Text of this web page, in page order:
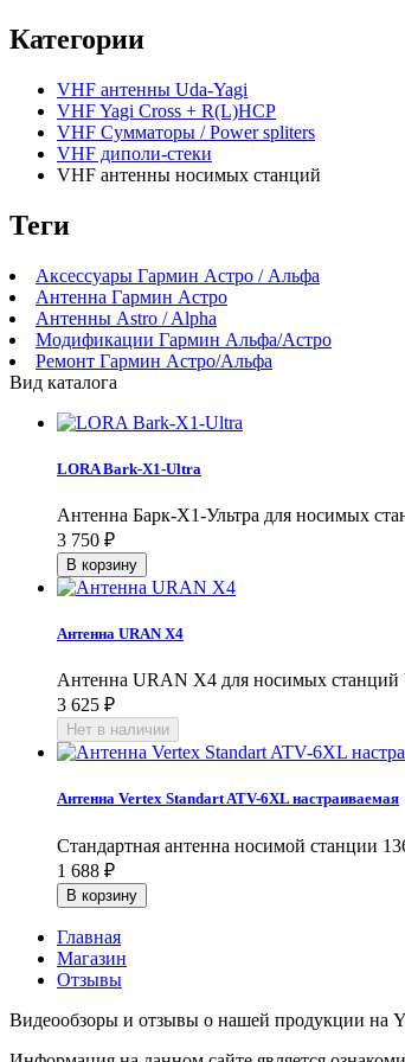
Категории
VHF антенны Uda-Yagi
VHF Yagi Cross + R(L)HCP
VHF Сумматоры / Power spliters
VHF диполи-стеки
VHF антенны носимых станций
Теги
Аксессуары Гармин Астро / Альфа
Антенна Гармин Астро
Антенны Astro / Alpha
Модификации Гармин Альфа/Астро
Ремонт Гармин Астро/Альфа
Вид каталога
LORA Bark-X1-Ultra
Антенна Барк-Х1-Ультра для носимых
3 750 ₽
Антенна URAN X4
Антенна URAN X4 для носимых станций
3 625 ₽
Антенна Vertex Standart ATV-6XL настраиваемая
Стандартная антенна носимой станции
1 688 ₽
Главная
Магазин
Отзывы
Видеообзоры и отзывы о нашей продукции на